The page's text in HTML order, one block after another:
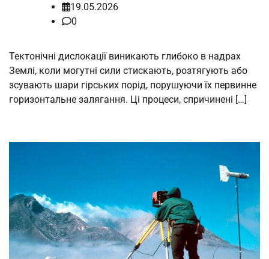
19.05.2026
0
Тектонічні дислокації виникають глибоко в надрах
Землі, коли могутні сили стискають, розтягують або
зсувають шари гірських порід, порушуючи їх первинне
горизонтальне залягання. Ці процеси, спричинені […]